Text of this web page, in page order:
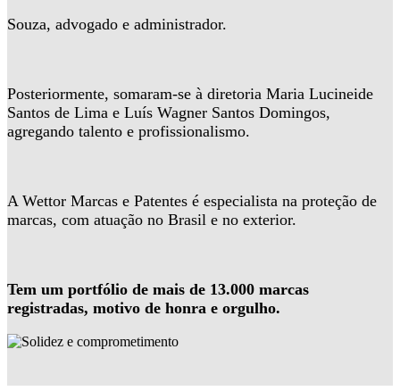
Souza, advogado e administrador.
Posteriormente, somaram-se à diretoria Maria Lucineide
Santos de Lima e Luís Wagner Santos Domingos,
agregando talento e profissionalismo.
A Wettor Marcas e Patentes é especialista na proteção de
marcas, com atuação no Brasil e no exterior.
Tem um portfólio de mais de 13.000 marcas
registradas, motivo de honra e orgulho.